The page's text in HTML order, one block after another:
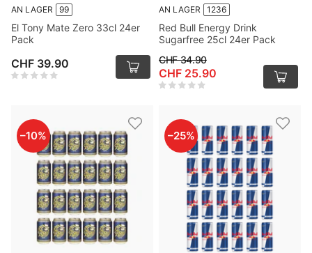
AN LAGER 99
El Tony Mate Zero 33cl 24er
Pack
CHF 39.90
AN LAGER 1236
Red Bull Energy Drink
Sugarfree 25cl 24er Pack
CHF 34.90
CHF 25.90
–10% –25%